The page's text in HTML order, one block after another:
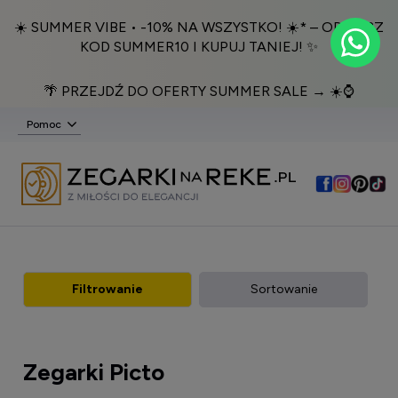
☀️ SUMMER VIBE • -10% NA WSZYSTKO! ☀️* – ODBIERZ
KOD SUMMER10 I KUPUJ TANIEJ! ✨
🌴 PRZEJDŹ DO OFERTY SUMMER SALE → ☀️⌚️
Pomoc
Filtrowanie Sortowanie
Zegarki Picto